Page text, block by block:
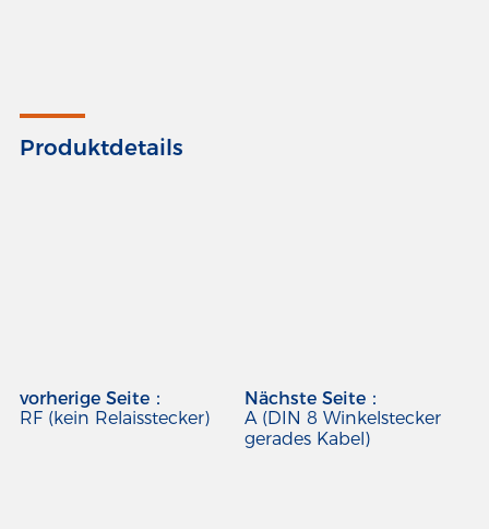
Produktdetails
vorherige Seite：
RF (kein Relaisstecker)
Nächste Seite：
A (DIN 8 Winkelstecker
gerades Kabel)